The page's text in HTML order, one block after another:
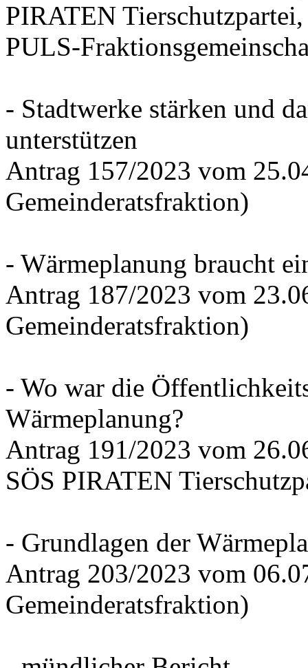
PIRATEN Tierschutzpartei,
PULS-
- Stadtwerke stärken und
unterstützen
Antrag 157/2023 vom
Gemeinderatsfraktion)
- Wärmeplanung braucht
Antrag 187/2023 vom
Gemeinderatsfraktion)
- Wo war die
Wärmeplanung?
Antrag 191/2023 vom
SÖS PIRATEN
- Grundlagen der
Antrag 203/2023 vom
Gemeinderatsfraktion)